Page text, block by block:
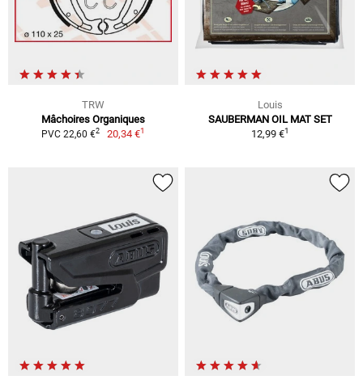
TRW
Mâchoires Organiques
PVC 22,60 €2 20,34 €1
Louis
SAUBERMAN OIL MAT SET
12,99 €1